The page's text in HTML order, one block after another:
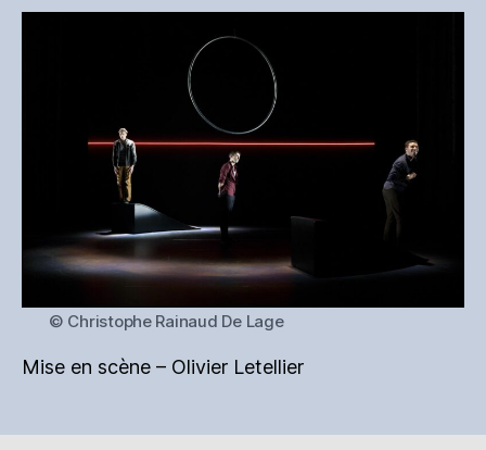
© Christophe Rainaud De Lage
Mise en scène – Olivier Letellier